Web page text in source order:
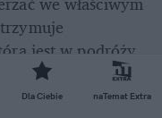
Dla Ciebie naTemat Extra
jest w podróży